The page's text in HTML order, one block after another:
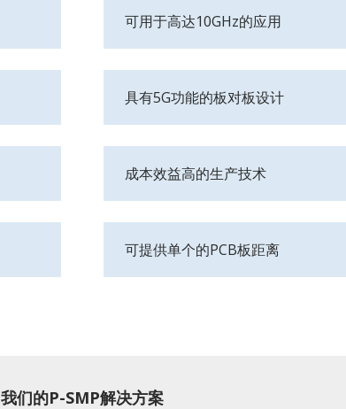
可用于高达10GHz的应用
具有5G功能的板对板设计
成本效益高的生产技术
可提供单个的PCB板距离
我们的P-SMP解决方案